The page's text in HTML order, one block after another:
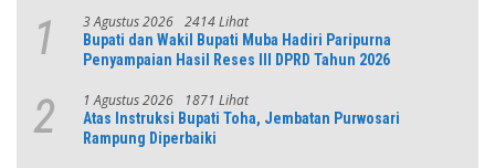
1 3 Agustus 2026 2414 Lihat
Bupati dan Wakil Bupati Muba Hadiri Paripurna
Penyampaian Hasil Reses III DPRD Tahun 2026
2 1 Agustus 2026 1871 Lihat
Atas Instruksi Bupati Toha, Jembatan Purwosari
Rampung Diperbaiki